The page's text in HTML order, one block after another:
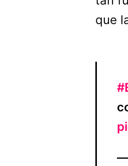
que
—